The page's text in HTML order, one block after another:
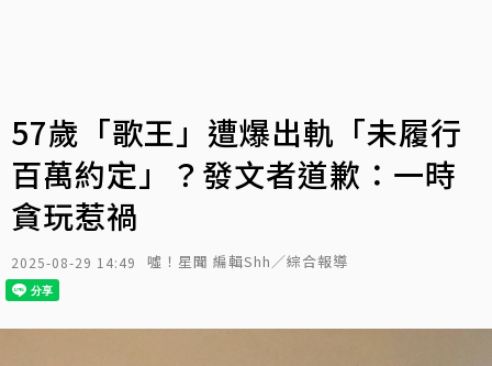
57歲「歌王」遭爆出軌「未履行
百萬約定」？發文者道歉：一時
貪玩惹禍
2025-08-29 14:49 噓！星聞 編輯Shh／綜合報導